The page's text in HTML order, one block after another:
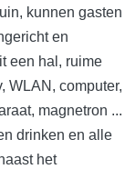
kunnen gasten
en
een hal, ruime
WLAN, computer,
magnetron ...
drinken en alle
het